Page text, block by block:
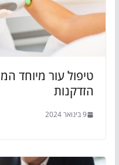
טיפול עור מיוחד
הזדקנות
9 בינואר 2024